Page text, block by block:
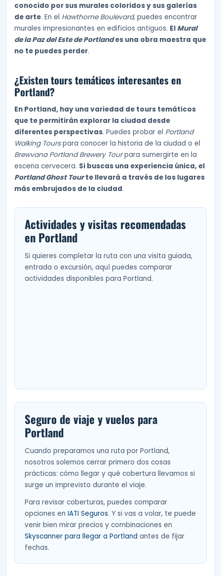
conocido por sus murales coloridos y sus galerías
de arte. En el Hawthorne Boulevard, puedes encontrar
murales impresionantes en edificios antiguos. El Mural
de la Paz del Este de Portlandes una obra maestra que
no te puedes perder.
¿Existen tours temáticos interesantes en
Portland?
En Portland, hay una variedad de tours temáticos
que te permitirán explorar la ciudad desde
diferentes perspectivas. Puedes probar el Portland
Walking Tourspara conocer la historia de la ciudad o el
Brewvana Portland Brewery Tourpara sumergirte en la
escena cervecera. Si buscas una experiencia única, el
Portland Ghost Tourte llevará a través de los lugares
más embrujados de la ciudad.
Actividades y visitas recomendadas
en Portland
Si quieres completar la ruta con una visita guiada,
entrada o excursión, aquí puedes comparar
actividades disponibles para Portland.
Seguro de viaje y vuelos para
Portland
Cuando preparamos una ruta por Portland,
nosotros solemos cerrar primero dos cosas
prácticas: cómo llegar y qué cobertura llevamos si
surge un imprevisto durante el viaje.
Para revisar coberturas, puedes comparar
opciones en IATI Seguros. Y si vas a volar, te puede
venir bien mirar precios y combinaciones en
Skyscanner para llegar a Portland antes de fijar
fechas.